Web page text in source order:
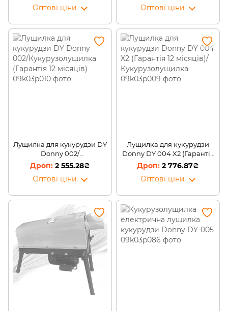
Оптові ціни
Оптові ціни
Лущилка для кукурудзи DY
Donny 002/
Кукурузолущилка
(Гарантія 12 місяців)
2 555.28₴
Оптові ціни
Лущилка для кукурудзи
Donny DY 004 X2 (Гарантія
12 місяців)/
Кукурузолущилка
2 776.87₴
Оптові ціни